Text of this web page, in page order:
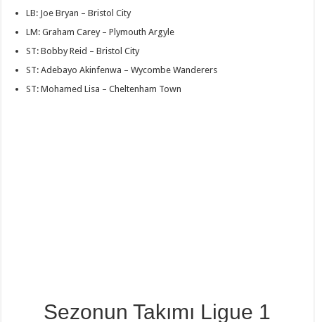
LB: Joe Bryan – Bristol City
LM: Graham Carey – Plymouth Argyle
ST: Bobby Reid – Bristol City
ST: Adebayo Akinfenwa – Wycombe Wanderers
ST: Mohamed Lisa – Cheltenham Town
Sezonun Takımı Ligue 1